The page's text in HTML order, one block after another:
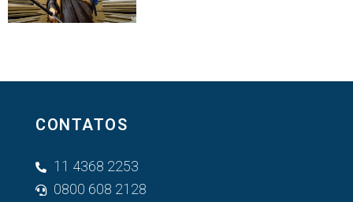
CONTATOS
11 4368 2253
0800 608 2128